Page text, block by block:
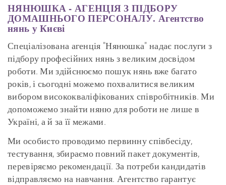
НЯНЮШКА - АГЕНЦІЯ З ПІДБОРУ
ДОМАШНЬОГО ПЕРСОНАЛУ. Агентство
нянь у Києві
Спеціалізована агенція "Нянюшка" надає послуги з
підбору професійних нянь з великим досвідом
роботи. Ми здійснюємо пошук нянь вже багато
років, і сьогодні можемо похвалитися великим
вибором висококваліфікованих співробітників. Ми
допоможемо знайти няню для роботи не лише в
Україні, а й за її межами.
Ми особисто проводимо первинну співбесіду,
тестування, збираємо повний пакет документів,
перевіряємо рекомендації. За потреби кандидатів
відправляємо на навчання. Агентство гарантує